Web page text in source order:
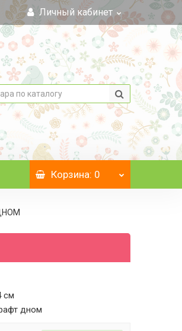
Личный кабинет
Корзина: 0
см
дном